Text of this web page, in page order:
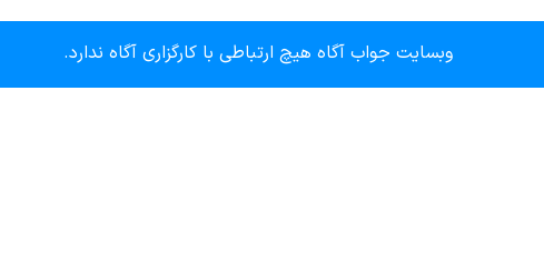
وبسایت جواب آگاه هیچ ارتباطی با کارگزاری آگاه ندارد.